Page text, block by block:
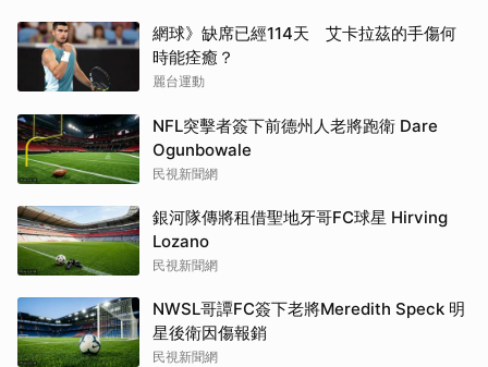
網球》缺席已經114天 艾卡拉茲的手傷何
時能痊癒？
麗台運動
NFL突擊者簽下前德州人老將跑衛 Dare
Ogunbowale
民視新聞網
銀河隊傳將租借聖地牙哥FC球星 Hirving
Lozano
民視新聞網
NWSL哥譚FC簽下老將Meredith Speck 明
星後衛因傷報銷
民視新聞網